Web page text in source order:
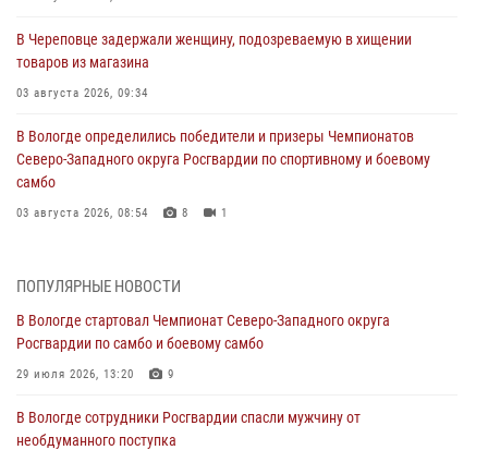
В Череповце задержали женщину, подозреваемую в хищении
товаров из магазина
03 августа 2026, 09:34
В Вологде определились победители и призеры Чемпионатов
Северо-Западного округа Росгвардии по спортивному и боевому
самбо
03 августа 2026, 08:54 8 1
ОХРАНЫ РОСГВАРДИИ В ВОЛОГОДСКОЙ ОБЛАСТИ ЗАДЕРЖАНО 23
02 августа 2026, 10:37
Росгвардейцы в г. Соколе задержали несовершеннолетнего
31 июля 2026, 06:43
ПОПУЛЯРНЫЕ НОВОСТИ
В Вологде стартовал Чемпионат Северо-Западного округа
Росгвардии по самбо и боевому самбо
29 июля 2026, 13:20 9
В Вологде сотрудники Росгвардии спасли мужчину от
необдуманного поступка